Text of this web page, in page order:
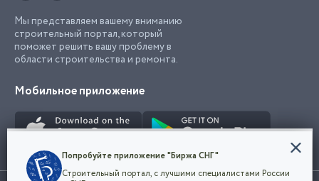
Мы представляем вашему вниманию
строительный портал, который
поможет решить вашу проблему в
области строительства и ремонта.
Мобильное приложение
Конфиденциальность
Мы используем файлы cookie, чтобы сделать
Попробуйте приложение "Биржа СНГ"
Строительный портал, с лучшими специалистами России